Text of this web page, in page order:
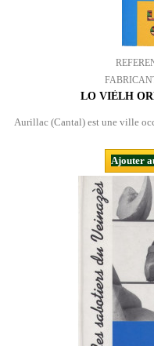
LO VIÈLH
Aurillac (Cantal) est une ville
Ajouter